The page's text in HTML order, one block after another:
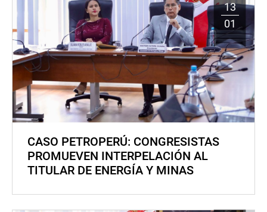
13
01
CASO PETROPERÚ: CONGRESISTAS
PROMUEVEN INTERPELACIÓN AL
TITULAR DE ENERGÍA Y MINAS